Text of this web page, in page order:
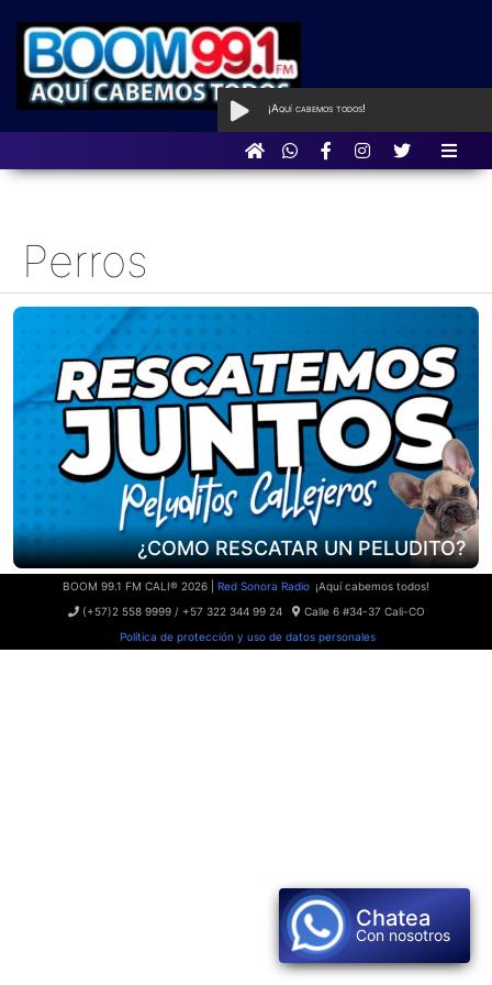
con Qué Programa tan
BOOM
¡Aquí cabemos todos!
Chatea
Con nosotros
Perros
¿COMO RESCATAR UN PELUDITO?
BOOM 99.1 FM CALI® 2026 | Red Sonora Radio ¡Aquí cabemos todos!
(+57)2 558 9999 / +57 322 344 99 24
Calle 6 #34-37 Cali-CO
Política de protección y uso de datos personales